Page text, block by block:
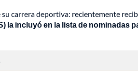
su carrera deportiva: recientemente
la incluyó en la lista de nominadas